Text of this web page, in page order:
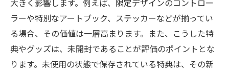
大きく影響します。例えば、限定デザインのコントロー
ラーや特別なアートブック、ステッカーなどが揃ってい
る場合、その価値は一層高まります。また、こうした特
典やグッズは、未開封であることが評価のポイントとな
ります。未使用の状態で保存されている特典は、その新